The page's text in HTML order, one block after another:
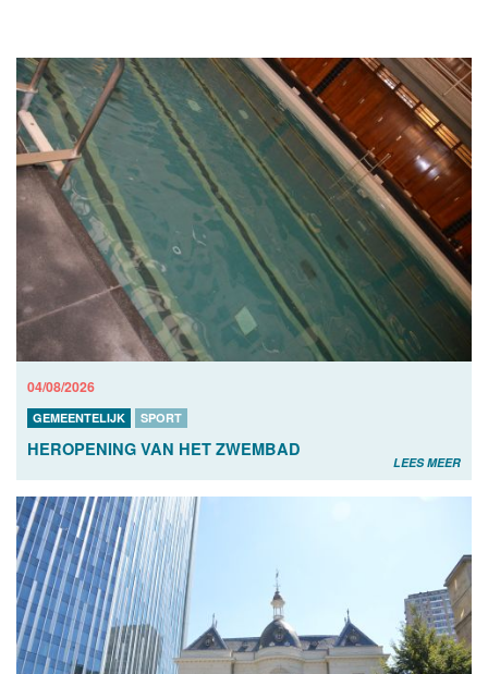
04/08/2026
GEMEENTELIJK SPORT
HEROPENING VAN HET ZWEMBAD
LEES MEER